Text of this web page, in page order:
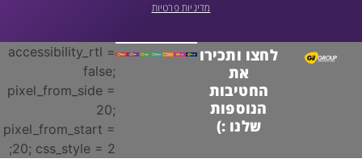
מדיניות פרטיות
לחצו ותכירו
החטיבות
הנוספות
שלנו :)
accessibility_rtl =
pixel_from_side =
pixel_from_start =
20; css_style = 2;